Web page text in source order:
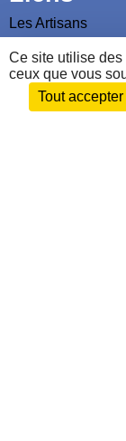
Ce site utilise
ceux que vous
Tout accepter
Les Artisans
Les
Nous contacter